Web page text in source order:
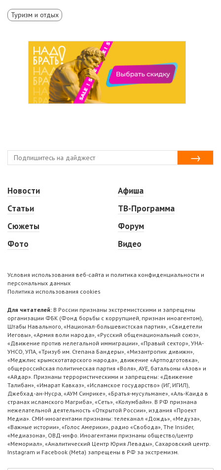
Туризм и отдых
Новости
Статьи
Сюжеты
Фото
Афиша
ТВ-Программа
Форум
Видео
Условия использования веб-сайта и политика конфиденциальности и
персональных данных
Политика использования cookies
Для читателей: В России признаны экстремистскими и запрещены
организации ФБК (Фонд борьбы с коррупцией, признан иноагентом),
Штабы Навального, «Национал-большевистская партия», «Свидетели
Иеговы», «Армия воли народа», «Русский общенациональный союз»,
«Движение против нелегальной иммиграции», «Правый сектор», УНА-
УНСО, УПА, «Тризуб им. Степана Бандеры», «Мизантропик дивижн»,
«Меджлис крымскотатарского народа», движение «Артподготовка»,
общероссийская политическая партия «Воля», АУЕ, батальоны «Азов» и
«Айдар». Признаны террористическими и запрещены: «Движение
Талибан», «Имарат Кавказ», «Исламское государство» (ИГ, ИГИЛ),
Джебхад-ан-Нусра, «АУМ Синрике», «Братья-мусульмане», «Аль-Каида в
странах исламского Магриба», «Сеть», «Колумбайн». В РФ признана
нежелательной деятельность «Открытой России», издания «Проект
Медиа». СМИ-иноагентами признаны: телеканал «Дождь», «Медуза»,
«Важные истории», «Голос Америки», радио «Свобода», The Insider,
«Медиазона», ОВД-инфо. Иноагентами признаны общество/центр
«Мемориал», «Аналитический Центр Юрия Левады», Сахаровский центр.
Instagram и Facebook (Metа) запрещены в РФ за экстремизм.